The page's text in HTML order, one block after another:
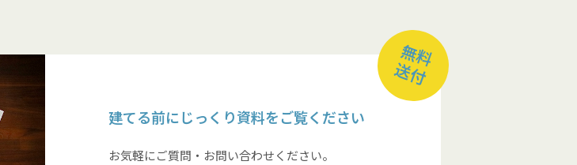
無料
送付
建てる前にじっくり資料をご覧ください
お気軽にご質問・お問い合わせください。